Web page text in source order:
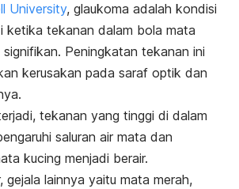
University, glaukoma adalah kondisi
ketika tekanan dalam bola mata
Peningkatan tekanan ini
kerusakan pada saraf optik dan
tekanan yang tinggi di dalam
saluran air mata dan
kucing menjadi berair.
gejala lainnya yaitu mata merah,